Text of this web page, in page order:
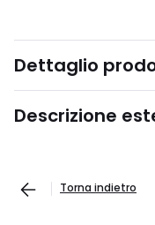
Dettaglio
Descrizione
Torna indietro